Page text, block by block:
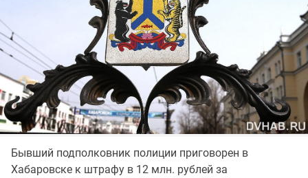
Бывший подполковник полиции приговорен в
Хабаровске к штрафу в 12 млн. рублей за